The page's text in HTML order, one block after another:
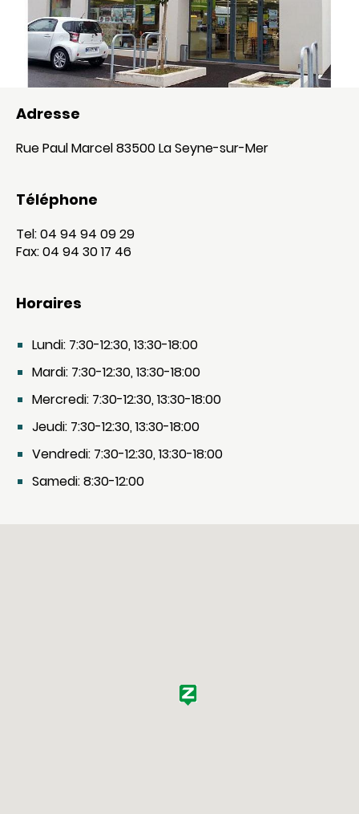
Adresse
Rue Paul Marcel 83500 La Seyne-sur-Mer
Téléphone
Tel: 04 94 94 09 29
Fax: 04 94 30 17 46
Horaires
Lundi: 7:30-12:30, 13:30-18:00
Mardi: 7:30-12:30, 13:30-18:00
Mercredi: 7:30-12:30, 13:30-18:00
Jeudi: 7:30-12:30, 13:30-18:00
Vendredi: 7:30-12:30, 13:30-18:00
Samedi: 8:30-12:00